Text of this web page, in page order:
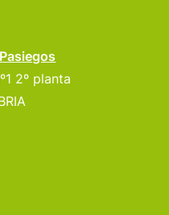
2º planta